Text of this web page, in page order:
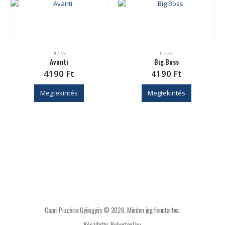
PIZZA
Avanti
4190 Ft
Megtekintés
PIZZA
Big Boss
4190 Ft
Megtekintés
Capri Pizzéria Gyöngyös © 2026. Minden jog fenntartva.